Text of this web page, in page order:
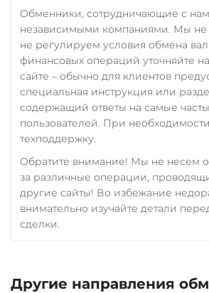
Обменники, сотрудничающие с
независимыми компаниями. Мы не
не регулируем условия обмена
финансовых операций уточняйте
сайте – обычно для клиентов
специальная инструкция или
содержащий ответы на самые
пользователей. При
техподдержку.
Обратите внимание! Мы не несем
за различные операции,
другие сайты! Во избежание
внимательно изучайте детали
сделки.
Другие направления